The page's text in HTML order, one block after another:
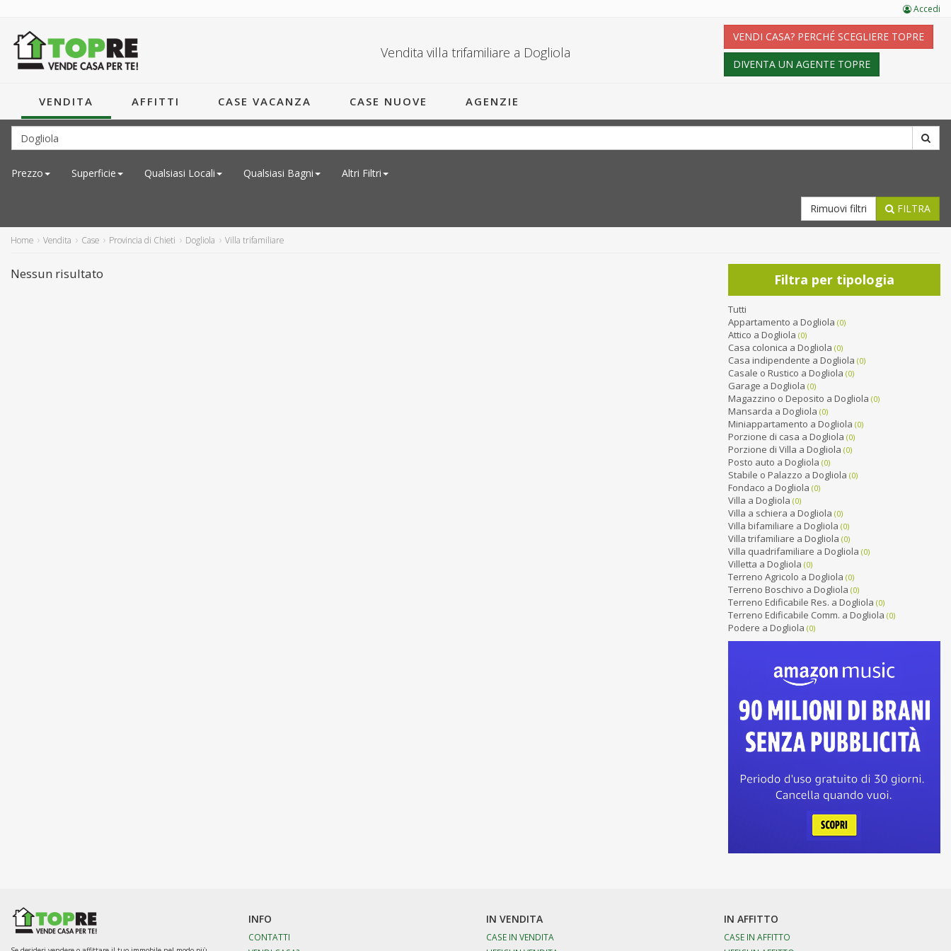
Vendita villa trifamiliare a Dogliola
VENDI CASA? PERCHÉ SCEGLIERE TOPRE
DIVENTA UN AGENTE TOPRE
VENDITA AFFITTI CASE VACANZA CASE NUOVE AGENZIE
Prezzo Superficie Qualsiasi Locali Qualsiasi Bagni Altri Filtri
FILTRA
Rimuovi filtri
Home Vendita Case Provincia di Chieti Dogliola Villa trifamiliare
Nessun risultato Filtra per tipologia
Tutti
Appartamento a Dogliola (0)
Attico a Dogliola (0)
Casa colonica a Dogliola (0)
Casa indipendente a Dogliola (0)
Casale o Rustico a Dogliola (0)
Garage a Dogliola (0)
Magazzino o Deposito a Dogliola (0)
Mansarda a Dogliola (0)
Miniappartamento a Dogliola (0)
Porzione di casa a Dogliola (0)
Porzione di Villa a Dogliola (0)
Posto auto a Dogliola (0)
Stabile o Palazzo a Dogliola (0)
Fondaco a Dogliola (0)
Villa a Dogliola (0)
Villa a schiera a Dogliola (0)
Villa bifamiliare a Dogliola (0)
Villa trifamiliare a Dogliola (0)
Villa quadrifamiliare a Dogliola (0)
Villetta a Dogliola (0)
Terreno Agricolo a Dogliola (0)
Terreno Boschivo a Dogliola (0)
Terreno Edificabile Res. a Dogliola (0)
Terreno Edificabile Comm. a Dogliola (0)
Podere a Dogliola (0)
INFO
CONTATTI
IN VENDITA
CASE IN VENDITA
IN AFFITTO
CASE IN AFFITTO
Accedi